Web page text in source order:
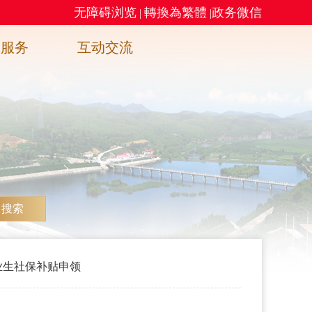
无障碍浏览 | 轉換為繁體 |政务微信
务 互动交流
搜索
社保补贴申领